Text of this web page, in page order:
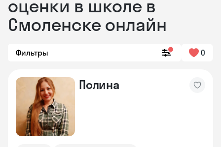
оценки в школе в
Смоленске онлайн
Фильтры 0
Полина
Skysmart Chat